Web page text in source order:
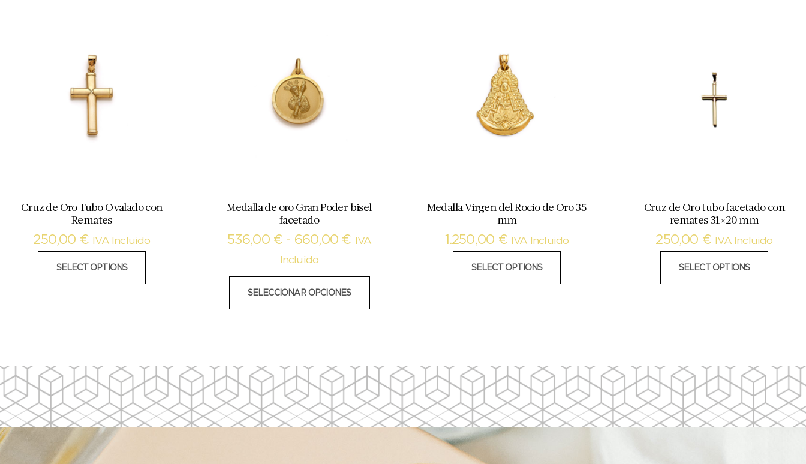
Cruz de Oro Tubo Ovalado con
Remates
250,00 € IVA Incluido
SELECT OPTIONS
Medalla de oro Gran Poder bisel
facetado
536,00 € - 660,00 €
IVA
Incluido
SELECCIONAR OPCIONES
Medalla Virgen del Rocio de Oro 35
mm
1.250,00 € IVA Incluido
SELECT OPTIONS
Cruz de Oro tubo facetado con
remates 31×20 mm
250,00 € IVA Incluido
SELECT OPTIONS